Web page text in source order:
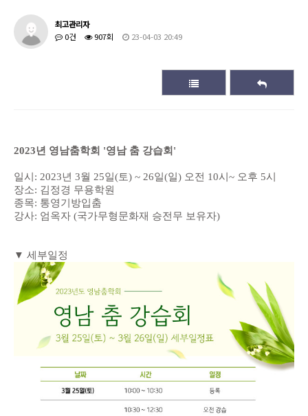
최고관리자
0건
907회 23-04-03 20:49
2023년 영남춤학회 '영남 춤 강습회'
​일시: 2023년 3월 25일(토) ~ 26일(일) 오전 10시~ 오후 5시
장소: 김정경 무용학원
종목: 통영기방입춤
강사: 엄옥자 (국가무형문화재 승전무 보유자)
▼ 세부일정